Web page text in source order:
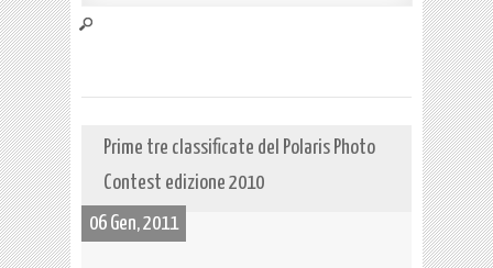
Prime tre classificate del Polaris Photo
Contest edizione 2010
06 Gen, 2011